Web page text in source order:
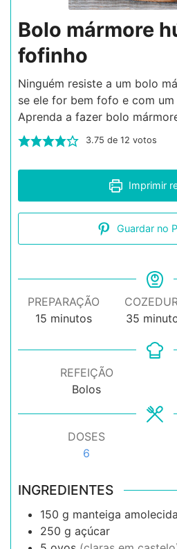
Bolo mármore
fofinho
Ninguém resiste a um bolo
se ele for bem fofo e com
Aprenda a fazer bolo
3.75 de 12 votos
Imprimir
Guardar no
PREPARAÇÃO
15 minutos
minutos
35
REFEIÇÃO
Bolos
DOSES
6
INGREDIENTES
150 g manteiga amolecida
250 g açúcar